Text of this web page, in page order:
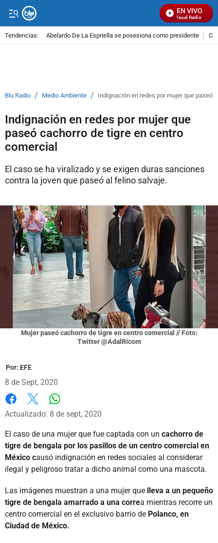
EN VIVO
Señal Visual Radio
Tendencias: Abelardo De La Espriella se posesiona como presidente
Blu Radio / Medio Ambiente / Indignación en redes por mujer que paseó
Indignación en redes por mujer que
paseó cachorro de tigre en centro
comercial
El caso se ha viralizado y se exigen duras sanciones
contra la joven que paseó al felino salvaje.
Mujer paseó cachorro de tigre en centro comercial // Foto:
Twitter @AdalRicom
Por: EFE
8 de Sept, 2020
Facebook
X
Actualizado: 8 de sept, 2020
El caso de una mujer que fue captada con un cachorro de
tigre de bengala por los pasillos de un centro comercial en
México causó indignación en redes sociales al considerar
ilegal y peligroso tratar a dicho animal como una mascota.
Las imágenes muestran a una mujer que lleva a un pequeño
tigre de bengala amarrado a una correa mientras recorre un
centro comercial en el exclusivo barrio de Polanco, en
Ciudad de México.